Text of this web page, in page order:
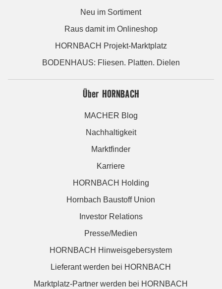
Neu im Sortiment
Raus damit im Onlineshop
HORNBACH Projekt-Marktplatz
BODENHAUS: Fliesen. Platten. Dielen
Über HORNBACH
MACHER Blog
Nachhaltigkeit
Marktfinder
Karriere
HORNBACH Holding
Hornbach Baustoff Union
Investor Relations
Presse/Medien
HORNBACH Hinweisgebersystem
Lieferant werden bei HORNBACH
Marktplatz-Partner werden bei HORNBACH